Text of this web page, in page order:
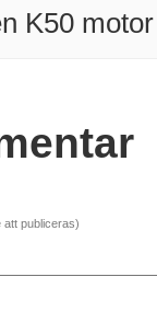
K50
att publiceras)